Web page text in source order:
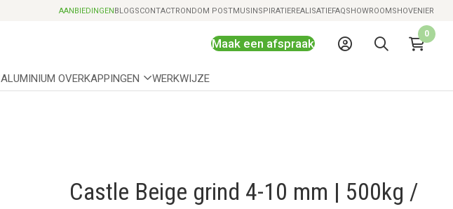
Snelle levering mogelijk
AANBIEDINGENBLOGSCONTACTRONDOM POSTMUSINSPIRATIEREALISATIEFAQSHOWROOMSHOVENIER
Maak een afspraak
0
ALUMINIUM OVERKAPPINGEN WERKWIJZE
Castle Beige grind 4-10 mm | 500kg /